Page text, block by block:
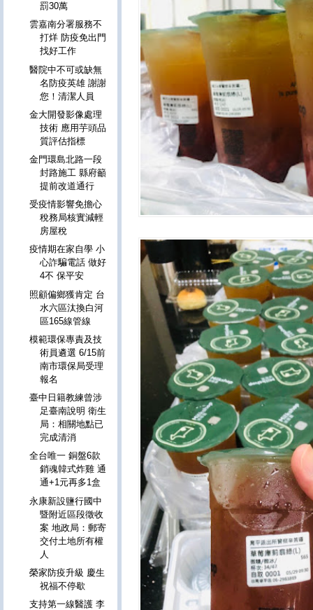
罰30萬
雲嘉南分署服務不
打烊 防疫免出門
找好工作
醫院中不可或缺無
名防疫英雄 謝謝
您！清潔人員
金大開發影像處理
技術 應用芋頭品
質評估指標
金門環島北路一段
封路施工 縣府籲
提前改道通行
受疫情影響免擔心
稅務局核實減輕
房屋稅
疫情期在家自學 小
心詐騙電話 做好
4不 保平安
照顧偏鄉獲肯定 台
水六區汰換白河
區165線管線
模範環保專責及技
術員遴選 6/15前
南市環保局受理
報名
臺中日籍教練曾涉
足臺南說明 衛生
局：相關地點已
完成清消
全台唯一 銅盤6款
銷魂韓式炸雞 通
通+1元再多1盒
永康新設鹽行國中
暨附近區段徵收
案 地政局：郵寄
交付土地所有權
人
榮家防疫升級 慶生
祝福不停歇
支持第一線醫護 李